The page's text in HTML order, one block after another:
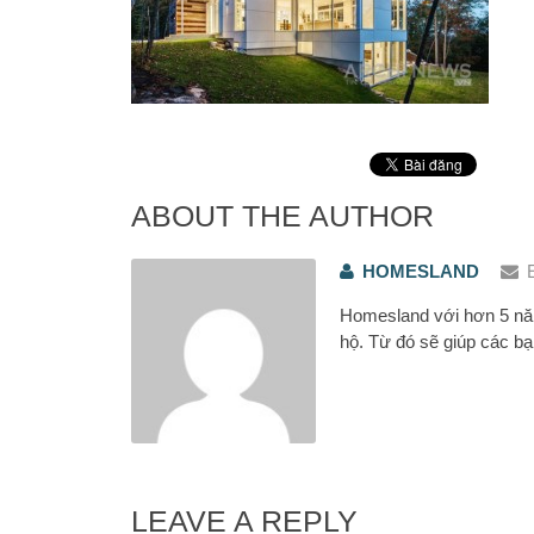
ABOUT THE AUTHOR
HOMESLAND
Homesland với hơn 5
hộ. Từ đó sẽ giúp các
LEAVE A REPLY